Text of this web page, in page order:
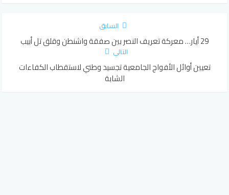
السابق
29 أيار… معركة تعريف النصر بين صفقة واشنطن وقلق تل أبيب
التالي
تعيين أوائل الأفواج الجامعية تجسيد وطني لاستقطاب الكفاءات
الشابة